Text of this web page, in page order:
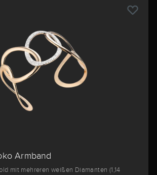
Armband
mit mehreren weißen Diamanten (1,14